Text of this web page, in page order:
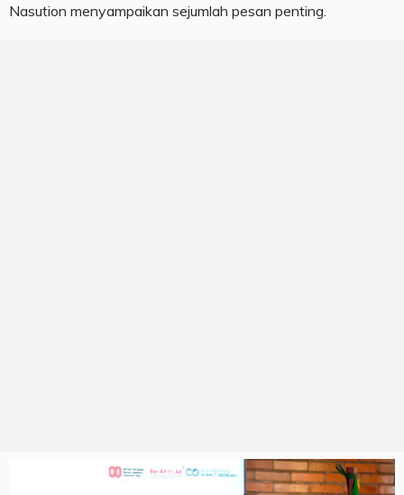
Nasution menyampaikan sejumlah pesan penting.